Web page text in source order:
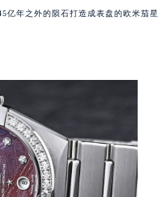
亿年之外的陨石打造成表盘的欧米茄星